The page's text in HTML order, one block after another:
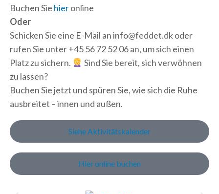
Buchen Sie hieronline
Oder
Schicken Sie eine E-Mail an info@feddet.dk oder
rufen Sie unter +45 56 72 52 06 an, um sich einen
Platz zu sichern.
Sind Sie bereit, sich verwöhnen
zu lassen?
Buchen Sie jetzt und spüren Sie, wie sich die Ruhe
ausbreitet – innen und außen.
Siehe Aktivitätskalender
Hier online buchen